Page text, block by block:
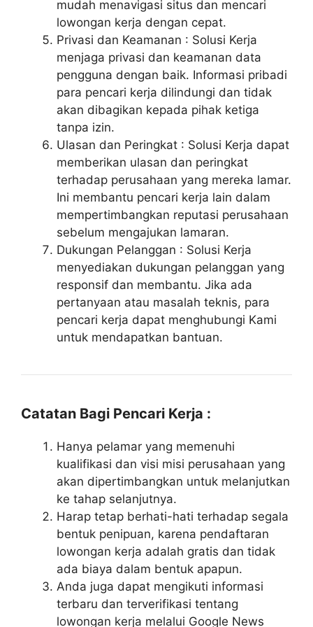
mudah menavigasi situs dan mencari
lowongan kerja dengan cepat.
Privasi dan Keamanan : Solusi Kerja
menjaga privasi dan keamanan data
pengguna dengan baik. Informasi pribadi
para pencari kerja dilindungi dan tidak
akan dibagikan kepada pihak ketiga
tanpa izin.
Ulasan dan Peringkat : Solusi Kerja dapat
memberikan ulasan dan peringkat
terhadap perusahaan yang mereka lamar.
Ini membantu pencari kerja lain dalam
mempertimbangkan reputasi perusahaan
sebelum mengajukan lamaran.
Dukungan Pelanggan : Solusi Kerja
menyediakan dukungan pelanggan yang
responsif dan membantu. Jika ada
pertanyaan atau masalah teknis, para
pencari kerja dapat menghubungi Kami
untuk mendapatkan bantuan.
Catatan Bagi Pencari Kerja :
Hanya pelamar yang memenuhi
kualifikasi dan visi misi perusahaan yang
akan dipertimbangkan untuk melanjutkan
ke tahap selanjutnya.
Harap tetap berhati-hati terhadap segala
bentuk penipuan, karena pendaftaran
lowongan kerja adalah gratis dan tidak
ada biaya dalam bentuk apapun.
Anda juga dapat mengikuti informasi
terbaru dan terverifikasi tentang
lowongan kerja melalui Google News